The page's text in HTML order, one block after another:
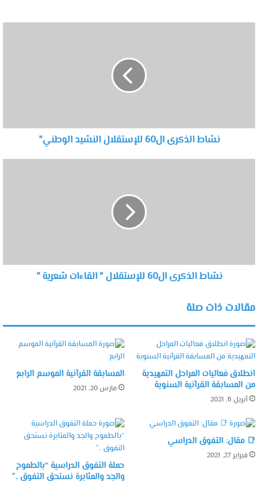
نشاط الذكرى ال60 للإستقلال النشيد الوطني"
نشاط الذكرى ال60 للإستقلال " القاءات شعرية "
مقالات ذات صلة
انطلاق فعاليات المراحل التمهيدية
من المسابقة القرآنية السنوية
أبريل 6, 2021
المسابقة القرآنية الموسم الرابع
مارس 20, 2021
📑 مقال: التفوق الدراسي
فبراير 27, 2021
حملة التفوق الدراسية “بالطموح
والجد والمثابرة نستحق التفوق ..”